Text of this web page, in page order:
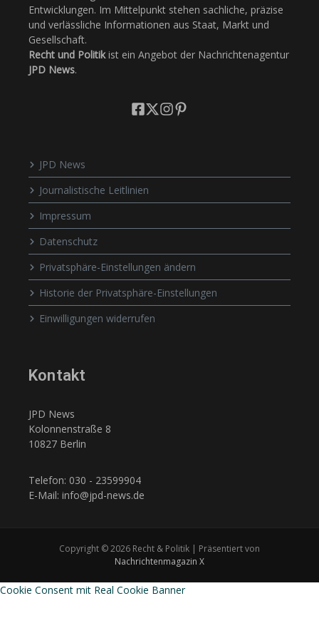
Entwicklungen. Im Mittelpunkt stehen sachliche, präzise
und verlässliche Informationen aus Staat, Markt und
Gesellschaft.
Recht und Politikist ein Angebot der Nachrichtenagentur
JPD News.
JPD News
Journalistische Leitlinien
Impressum
Datenschutz
Privatsphäre-Einstellungen ändern
Historie der Privatsphäre-Einstellungen
Einwilligungen widerrufen
Kontakt
JPD News
Kolonnenstraße 8
10827 Berlin
Telefon: 030 - 23599904
E-Mail: info@jpd-news.de
Copyright © 2026 Recht & Politik | Präsentiert von
Nachrichtenmagazin X
Cookie Consent mit Real Cookie Banner